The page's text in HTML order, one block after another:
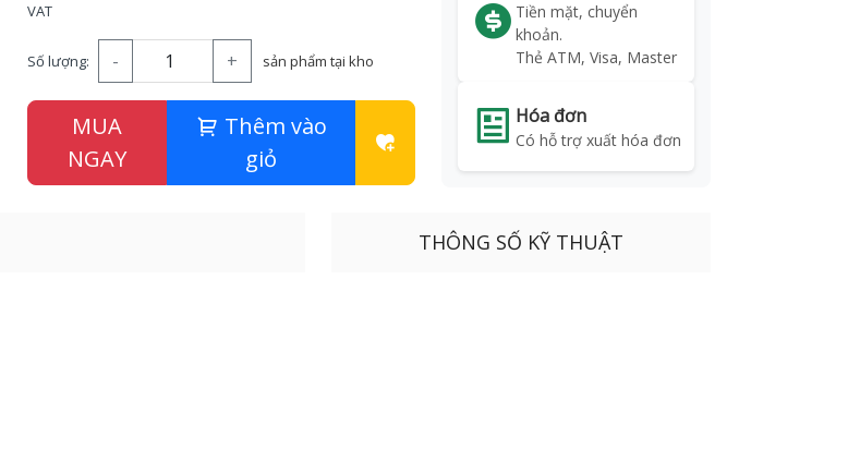
VAT
Số lượng: - + sản phẩm tại kho
MUA
NGAY
Thêm vào
giỏ
Tiền mặt, chuyển
khoản.
Thẻ ATM, Visa, Master
Hóa đơn
Có hỗ trợ xuất hóa đơn
THÔNG SỐ KỸ THUẬT